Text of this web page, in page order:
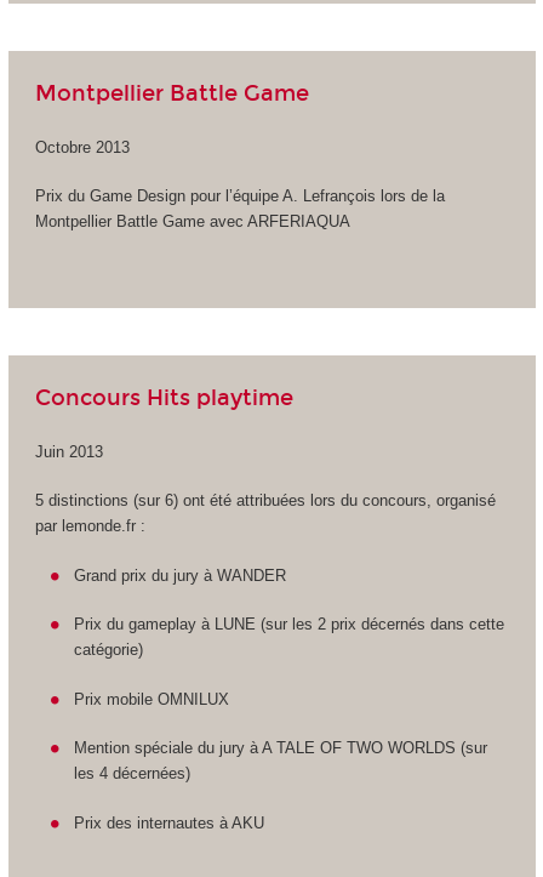
Montpellier Battle Game
Octobre 2013
Prix du Game Design pour l’équipe A. Lefrançois lors de la
Montpellier Battle Game avec ARFERIAQUA
Concours Hits playtime
Juin 2013
5 distinctions (sur 6) ont été attribuées lors du concours, organisé
par lemonde.fr :
Grand prix du jury à WANDER
Prix du gameplay à LUNE (sur les 2 prix décernés dans cette
catégorie)
Prix mobile OMNILUX
Mention spéciale du jury à A TALE OF TWO WORLDS (sur
les 4 décernées)
Prix des internautes à AKU